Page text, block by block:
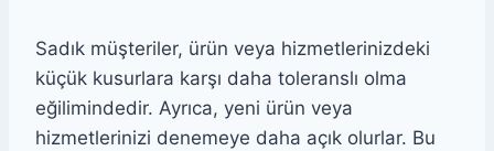
Sadık müşteriler, ürün veya hizmetlerinizdeki
küçük kusurlara karşı daha toleranslı olma
eğilimindedir. Ayrıca, yeni ürün veya
hizmetlerinizi denemeye daha açık olurlar. Bu